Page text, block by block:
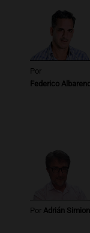
de viento
Noticias
Episodios
Audio.
"Tocar en
cielo con
música:
Noticias
Audio.
la
Por
Federico
Por Adrián Simioni